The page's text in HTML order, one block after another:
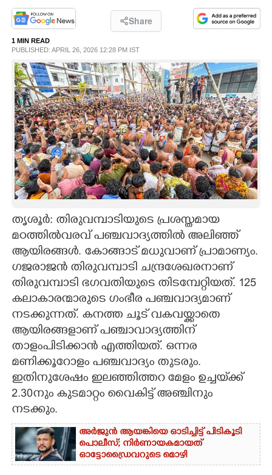
PHOTOS
LIFESTYLE
SPIRITUAL
INFO+
ART
ASTRO
CARTOONS
LITERATURE
ZOOM
CONTACT US
Share
1 MIN READ
PUBLISHED: APRIL 26, 2026 12:28 PM IST
തൃശൂർ: തിരുവമ്പാടിയുടെ പ്രശസ്തമായ
മഠത്തിൽവരവ് പഞ്ചവാദ്യത്തിൽ അലിഞ്ഞ്
ആയിരങ്ങൾ. കോങ്ങാട് മധുവാണ് പ്രാമാണ്യം.
ഗജരാജൻ തിരുവമ്പാടി ചന്ദ്രശേഖരനാണ്
തിരുവമ്പാടി ഭഗവതിയുടെ തിടമ്പേറ്റിയത്. 125
കലാകാരന്മാരുടെ ഗംഭീര പഞ്ചവാദ്യമാണ്
നടക്കുന്നത്. കനത്ത ചൂട് വകവയ്ക്കാതെ
ആയിരങ്ങളാണ് പഞ്ചാവാദ്യത്തിന്
താളംപിടിക്കാൻ എത്തിയത്. ഒന്നര
മണിക്കൂറോളം പഞ്ചവാദ്യം തുടരും.
ഇതിനുശേഷം ഇലഞ്ഞിത്തറ മേളം ഉച്ചയ്‌ക്ക്
2.30നും കുടമാറ്റം വൈകിട്ട് അഞ്ചിനും
നടക്കും.
അർജുൻ ആയങ്കിയെ ഓടിച്ചിട്ട് പിടികൂടി
പൊലീസ്; നിർണായകമായത്
ഓട്ടോഡ്രൈവറുടെ മൊഴി